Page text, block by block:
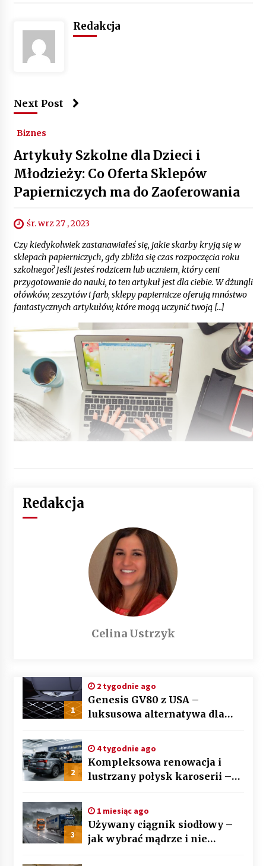
Redakcja
Next Post
Biznes
Artykuły Szkolne dla Dzieci i
Młodzieży: Co Oferta Sklepów
Papierniczych ma do Zaoferowania
śr. wrz 27 , 2023
Czy kiedykolwiek zastanawiałeś się, jakie skarby kryją się w
sklepach papierniczych, gdy zbliża się czas rozpoczęcia roku
szkolnego? Jeśli jesteś rodzicem lub uczniem, który ceni
przygotowanie do nauki, to ten artykuł jest dla ciebie. W dżungli
ołówków, zeszytów i farb, sklepy papiernicze oferują mnóstwo
fantastycznych artykułów, które mogą uczynić twoją […]
Redakcja
Celina Ustrzyk
1
2 tygodnie ago
Genesis GV80 z USA –
luksusowa alternatywa dla
2
4 tygodnie ago
Kompleksowa renowacja i
lustrzany połysk karoserii –
3
1 miesiąc ago
Używany ciągnik siodłowy –
jak wybrać mądrze i nie